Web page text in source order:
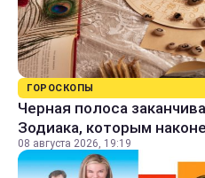
ГОРОСКОПЫ
Черная полоса
Зодиака, которым
08 августа 2026, 19:19